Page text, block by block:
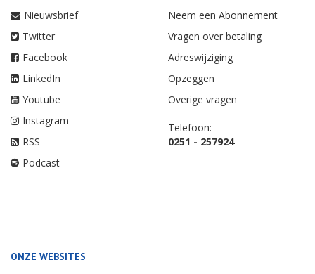
Nieuwsbrief
Twitter
Facebook
LinkedIn
Youtube
Instagram
RSS
Podcast
Neem een Abonnement
Vragen over betaling
Adreswijziging
Opzeggen
Overige vragen
Telefoon:
0251 - 257924
ONZE WEBSITES